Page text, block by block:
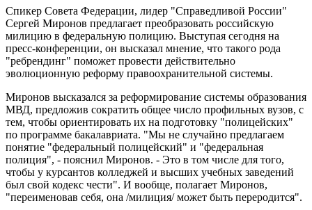
Спикер Совета Федерации, лидер "Справедливой России"
Сергей Миронов предлагает преобразовать российскую
милицию в федеральную полицию. Выступая сегодня на
пресс-конференции, он высказал мнение, что такого рода
"ребрендинг" поможет провести действительно
эволюционную реформу правоохранительной системы.
Миронов высказался за реформирование системы образования
МВД, предложив сократить общее число профильных вузов, с
тем, чтобы ориентировать их на подготовку "полицейских"
по программе бакалавриата. "Мы не случайно предлагаем
понятие "федеральный полицейский" и "федеральная
полиция", - пояснил Миронов. - Это в том числе для того,
чтобы у курсантов колледжей и высших учебных заведений
был свой кодекс чести". И вообще, полагает Миронов,
"переименовав себя, она /милиция/ может быть переродится".